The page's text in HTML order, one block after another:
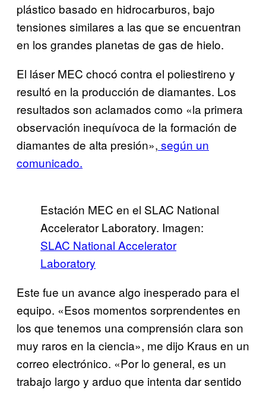
plástico basado en hidrocarburos, bajo
tensiones similares a las que se encuentran
en los grandes planetas de gas de hielo.
El láser MEC chocó contra el poliestireno y
resultó en la producción de diamantes. Los
resultados son aclamados como «la primera
observación inequívoca de la formación de
diamantes de alta presión», según un
comunicado.
Estación MEC en el SLAC National
Accelerator Laboratory. Imagen:
SLAC National Accelerator
Laboratory
Este fue un avance algo inesperado para el
equipo. «Esos momentos sorprendentes en
los que tenemos una comprensión clara son
muy raros en la ciencia», me dijo Kraus en un
correo electrónico. «Por lo general, es un
trabajo largo y arduo que intenta dar sentido